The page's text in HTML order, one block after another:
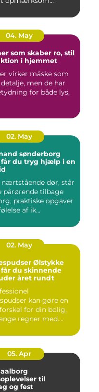
04. May
som skaber ro, stil
i hjemmet
virker måske som
men de har
for både lys,
02. May
sønderborg
får du tryg hjælp i en
nærtstående dør, står
pårørende tilbage
praktiske opgaver
af ik...
02. May
Ølstykke
du skinnende
året rundt
kan gøre en
for din bolig,
regner med.
05. Apr
til
og fest